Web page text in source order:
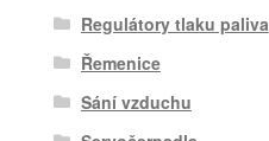
Regulátory tlaku paliva
Řemenice
Sání vzduchu